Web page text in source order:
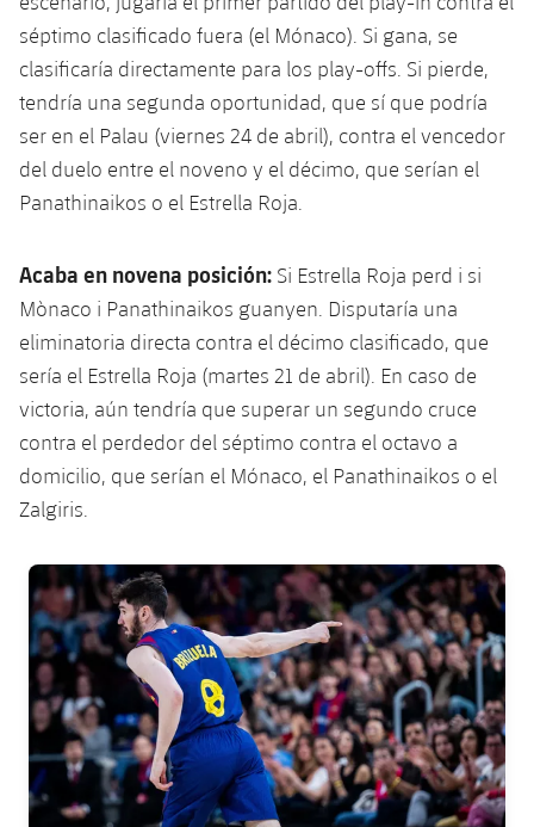
séptimo clasificado fuera (el Mónaco). Si gana, se
clasificaría directamente para los play-offs. Si pierde,
tendría una segunda oportunidad, que sí que podría
ser en el Palau (viernes 24 de abril), contra el vencedor
del duelo entre el noveno y el décimo, que serían el
Panathinaikos o el Estrella Roja.
Acaba en novena posición: Si Estrella Roja perd i si
Mònaco i Panathinaikos guanyen. Disputaría una
eliminatoria directa contra el décimo clasificado, que
sería el Estrella Roja (martes 21 de abril). En caso de
victoria, aún tendría que superar un segundo cruce
contra el perdedor del séptimo contra el octavo a
domicilio, que serían el Mónaco, el Panathinaikos o el
Zalgiris.
FC Barcelona club badge